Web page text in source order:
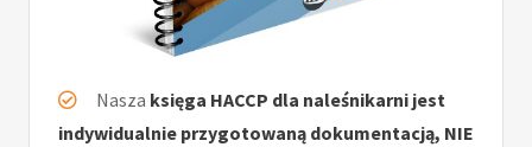
Nasza księga HACCP dla naleśnikarni jest
indywidualnie przygotowaną dokumentacją, NIE